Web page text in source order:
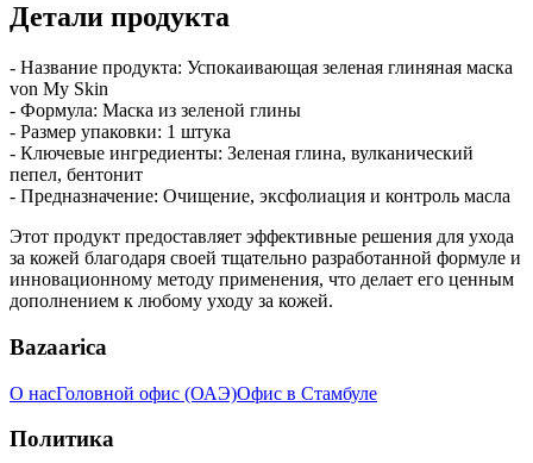
Детали продукта
- Название продукта: Успокаивающая зеленая глиняная маска
von My Skin
- Формула: Маска из зеленой глины
- Размер упаковки: 1 штука
- Ключевые ингредиенты: Зеленая глина, вулканический
пепел, бентонит
- Предназначение: Очищение, эксфолиация и контроль масла
Этот продукт предоставляет эффективные решения для ухода
за кожей благодаря своей тщательно разработанной формуле и
инновационному методу применения, что делает его ценным
дополнением к любому уходу за кожей.
Bazaarica
О насГоловной офис (ОАЭ)Офис в Стамбуле
Политика